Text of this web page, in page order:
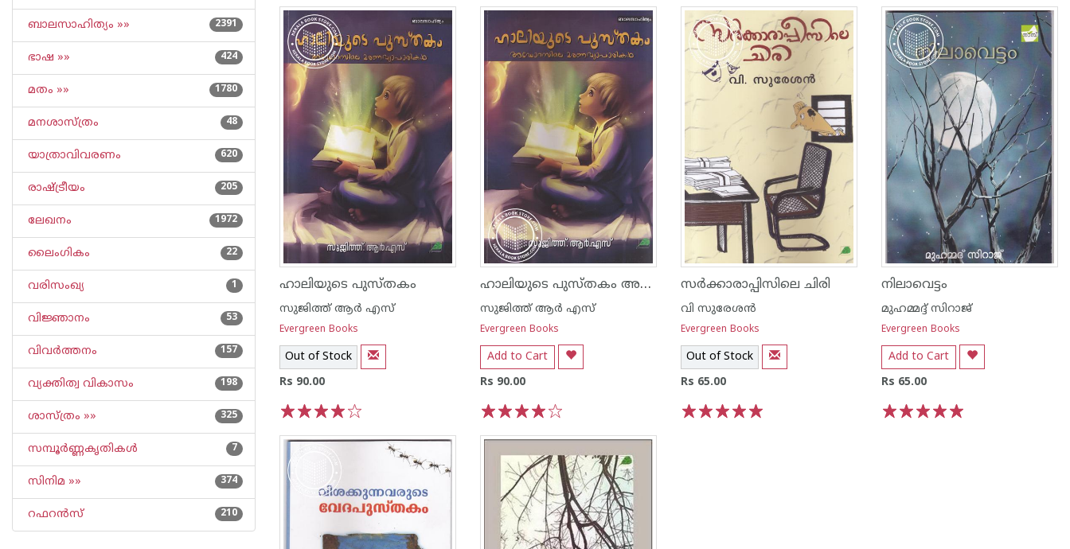
ബാലസാഹിത്യം »» 2391
ഭാഷ »» 424
മതം »» 1780
മനശാസ്ത്രം 48
യാത്രാവിവരണം 620
രാഷ്ട്രീയം 205
ലേഖനം 1972
ലൈംഗികം 22
വരിസംഖ്യ 1
വിജ്ഞാനം 53
വിവര്‍ത്തനം 157
വ്യക്തിത്വ വികാസം 198
ശാസ്ത്രം »» 325
സമ്പൂര്‍ണ്ണകൃതികള്‍ 7
സിനിമ »» 374
റഫറന്‍സ് 210
ഹാലിയുടെ പുസ്തകം
സുജിത്ത് ആര്‍ എസ്
Evergreen Books
Out of Stock
Rs 90.00
ഹാലിയുടെ പുസ്തകം അഡോറസിലെ മരണ വ്യാപാരികള്‍
സുജിത്ത് ആര്‍ എസ്
Evergreen Books
Add to Cart
Rs 90.00
സര്‍ക്കാരാപ്പിസിലെ ചിരി
വി സുരേശന്‍
Evergreen Books
Out of Stock
Rs 65.00
നിലാവെട്ടം
മുഹമ്മദ്ദ് സിറാജ്
Evergreen Books
Add to Cart
Rs 65.00